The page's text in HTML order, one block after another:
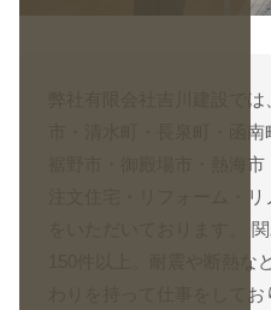
弊社有限会社吉川建設で
市・清水町・長泉町・函
裾野市・御殿場市・熱海
注文住宅・リフォーム・
をいただいております。
150件以上。耐震や断熱
わりを持って仕事をしてお